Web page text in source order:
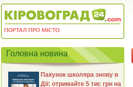
Головна новина
Пакунок школяра знову в
Дії: отримайте 5 тис грн на